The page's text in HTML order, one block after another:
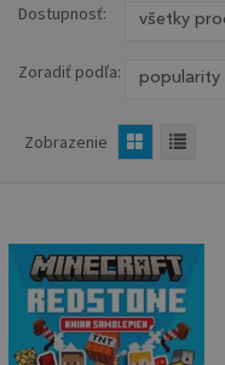
Dostupnosť:
Zoradiť podľa:
Zobrazenie